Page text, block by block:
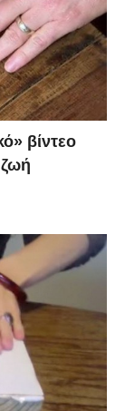
βίντεο